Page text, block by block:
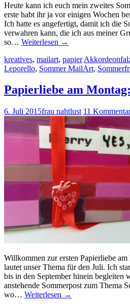
Heute kann ich euch mein zweites
erste habt ihr ja vor einigen Wochen
Ich hatte es angefertigt, damit ich die
verwahren kann, die ich aus meiner
so… Weiterlesen →
kreatives, mailart, papier
Leporello, Sommer MailArt,
Papierliebe am
6. Juli 2015frau nahtlust 11
Willkommen zur ersten Papierliebe
lautet unser Thema für den Juli. Ich
bis in den September hinein begleiten
anstehende Sommerpost zum Thema
wo… Weiterlesen →